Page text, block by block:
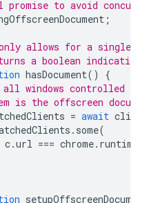
to avoid
;
allows for a single
a boolean indicating if
hasDocument()
{
all windows controlled by
is the offscreen
= await clients
. some(
c.url === chrome. runtime
setupOffscreenDocument